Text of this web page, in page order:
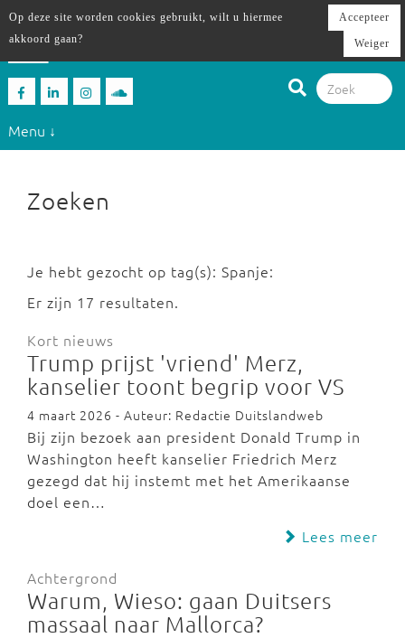
Menu ↓
Zoeken
Je hebt gezocht op tag(s): Spanje:
Er zijn 17 resultaten.
Kort nieuws
Trump prijst 'vriend' Merz,
kanselier toont begrip voor VS
4 maart 2026 - Auteur: Redactie Duitslandweb
Bij zijn bezoek aan president Donald Trump in
Washington heeft kanselier Friedrich Merz
gezegd dat hij instemt met het Amerikaanse
doel een…
Lees meer
Achtergrond
Warum, Wieso: gaan Duitsers
massaal naar Mallorca?
Op deze site worden cookies gebruikt, wilt u hiermee
akkoord gaan?
Accepteer
Weiger